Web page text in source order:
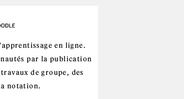
en ligne.
par la publication
de groupe, des
notation.